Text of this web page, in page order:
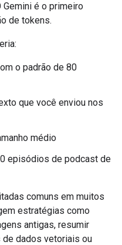
Gemini é o primeiro
de tokens.
o padrão de 80
que você enviou nos
médio
episódios de podcast de
comuns em muitos
estratégias como
antigas, resumir
de dados vetoriais ou